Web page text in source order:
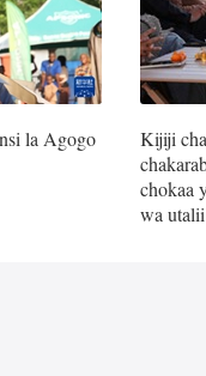
la Agogo
Kijiji
chokaa
wa utalii